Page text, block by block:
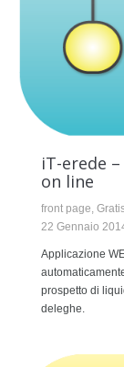
iT-erede
on line
front page,
22 Gennaio
Applicazione
prospetto di
deleghe.